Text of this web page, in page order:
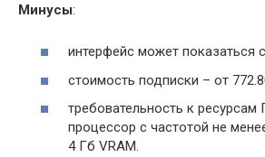
Минусы:
интерфейс может показаться
стоимость подписки – от
требовательность к
процессор с частотой не
4 Гб VRAM.